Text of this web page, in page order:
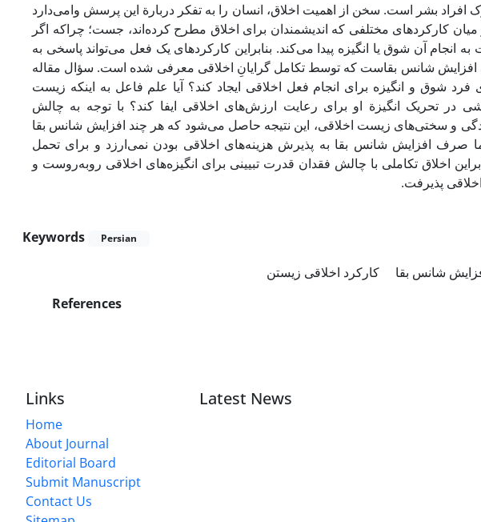
افراد بشر است. سخن از اهمیت اخلاق، انسان را به تفکر دربارة این پرسش وامی‌دارد
کارکردهای مختلفی که اندیشمندان برای اخلاق مطرح کرده‌اند، جست؛ چراکه اگر
انجام آن شوق یا انگیزه پیدا می‌کند. بنابراین کارکردهای یک فعل می‌تواند پاسخی به
افزایش شانس بقاست که توسط تکامل گرایانِ اخلاقی معرفی شده است. سؤال مقاله
شوق و انگیزه برای انجام فعل اخلاقی ایجاد کند؟ آیا علم فاعل به اینکه زیست
تحریک انگیزة او برای رعایت ارزش‌های اخلاقی ایفا کند؟ با توجه به چالش
و سختی‌های زیست اخلاقی، این نتیجه حاصل می‌شود که هر چند افزایش شانس بقا
صرف افزایش شانس بقا به پذیرش هزینه‌های اخلاقی بودن نمی‌ارزد و برای تحمل
اخلاق تکاملی با چالش‌ فقدان قدرت تبیینی برای انگیزه‌های اخلاقی روبه‌روست و
پذیرفت.
Keywords Persian
شانس بقا
کارکرد اخلاقی زیستن
References
Links
Home
About Journal
Editorial Board
Submit Manuscript
Contact Us
Latest News